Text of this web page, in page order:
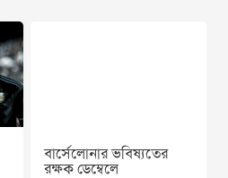
বার্সেলোনার ভবিষ্যতের
রক্ষক ডেম্বেলে